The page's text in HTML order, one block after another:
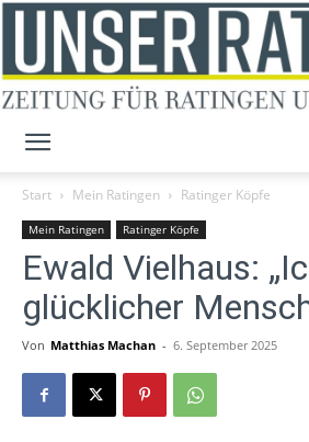
Ratingen
Start Mein Ratingen Ratinger Köpfe
Mein Ratingen Ratinger Köpfe
Ewald Vielhaus:
glücklicher
Von Matthias Machan - 6. September 2025